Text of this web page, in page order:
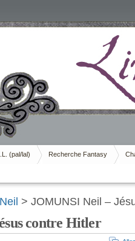
(pal/lal) Recherche Fantasy
> JOMUNSI Neil –
contre Hitler